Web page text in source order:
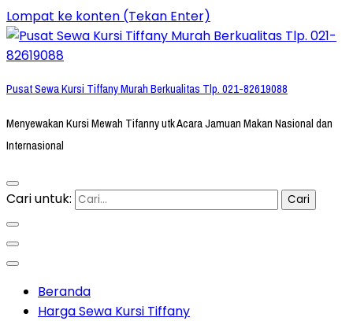
Lompat ke konten (Tekan Enter)
Pusat Sewa Kursi Tiffany Murah Berkualitas Tlp. 021-82619088
Menyewakan Kursi Mewah Tifanny utk Acara Jamuan Makan Nasional dan
Internasional
Cari untuk:
Beranda
Harga Sewa Kursi Tiffany